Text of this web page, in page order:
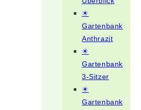
☀
Gartenbank
Anthrazit
☀
Gartenbank
3-Sitzer
☀
Gartenbank